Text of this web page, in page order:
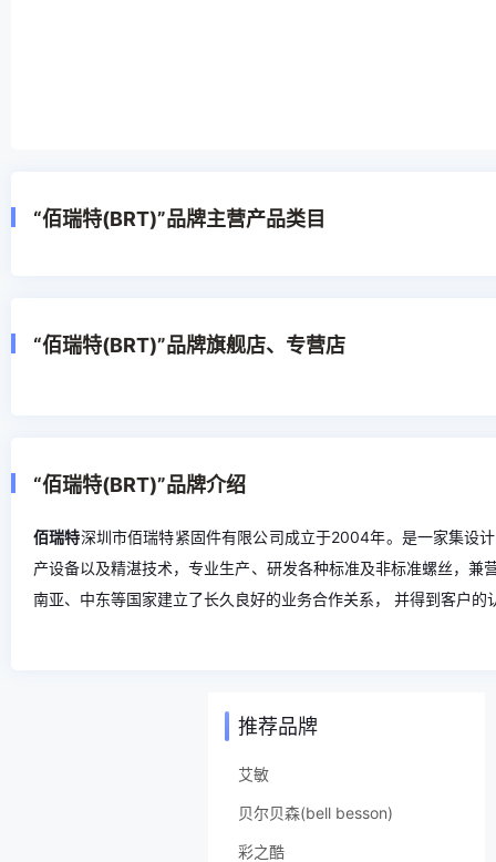
“佰瑞特(BRT)”品牌主营产品类目
“佰瑞特(BRT)”品牌旗舰店、专营店
“佰瑞特(BRT)”品牌介绍
佰瑞特深圳市佰瑞特紧固件有限公司成立于2004年。是一家集设
产设备以及精湛技术，专业生产、研发各种标准及非标准螺丝，
南亚、中东等国家建立了长久良好的业务合作关系， 并得到客户
推荐品牌
艾敏
贝尔贝森(bell besson)
彩之酷